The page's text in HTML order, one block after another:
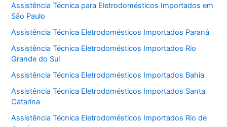
Assistência Técnica para Eletrodomésticos Importados em
São Paulo
Assistência Técnica Eletrodomésticos Importados Paraná
Assistência Técnica Eletrodomésticos Importados Rio
Grande do Sul
Assistência Técnica Eletrodomésticos Importados Bahia
Assistência Técnica Eletrodomésticos Importados Santa
Catarina
Assistência Técnica Eletrodomésticos Importados Rio de